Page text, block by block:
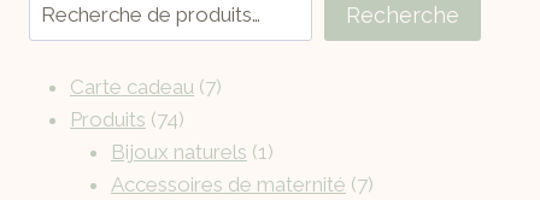
Recherche
Carte cadeau 7
Produits 74
Bijoux naturels 1
Accessoires de maternité 7